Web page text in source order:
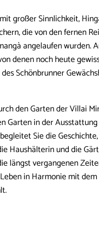
großer Sinnlichkeit,
die von den fernen
angelaufen wurden.
denen noch heute
Schönbrunner
den Garten der Villai
Garten in der
Sie die
Haushälterin und die
längst vergangenen
in Harmonie mit